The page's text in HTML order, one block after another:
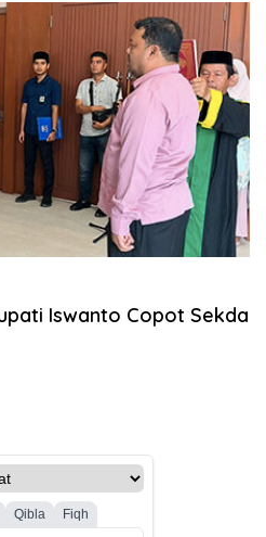
Iswanto Copot Sekda